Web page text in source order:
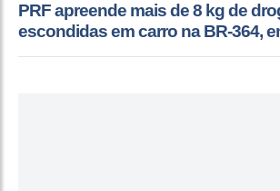
PRF apreende mais de 8 kg de
escondidas em carro na BR-364,